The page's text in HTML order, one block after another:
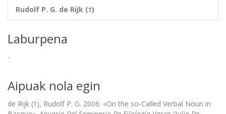
Rudolf P. G. de Rijk (†)
Laburpena
-
Aipuak nola egin
de Rijk (†), Rudolf P. G. 2006. «On the so-Called Verbal Noun in